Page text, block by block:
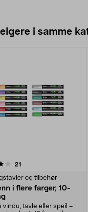
i samme
21
og tilbehør
i flere farger, 10-
vindu, tavle eller speil –
4.5 av 5 stjerner